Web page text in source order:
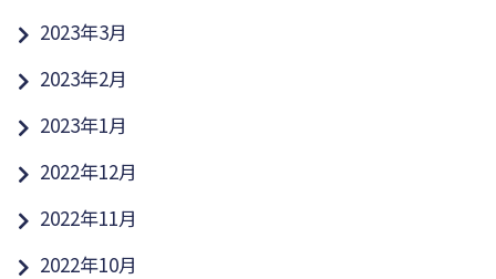
2023年3月
2023年2月
2023年1月
2022年12月
2022年11月
2022年10月